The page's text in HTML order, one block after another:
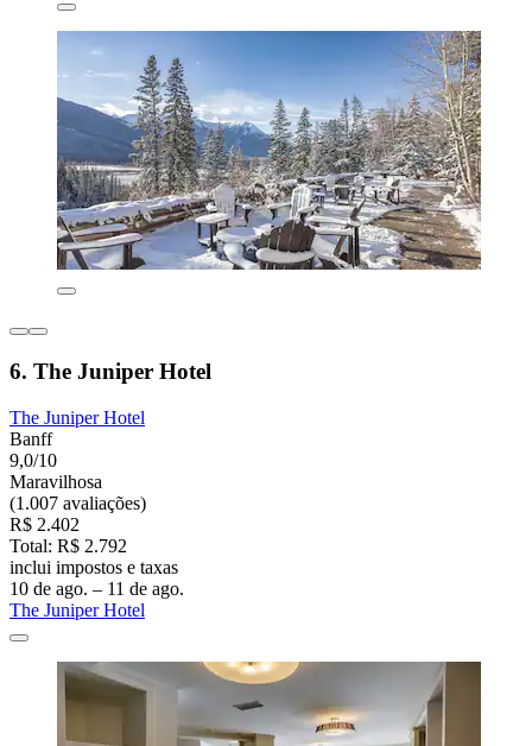
6. The Juniper Hotel
The Juniper Hotel
Banff
9,0/10
Maravilhosa
(1.007 avaliações)
R$ 2.402
Total: R$ 2.792
inclui impostos e taxas
10 de ago. – 11 de ago.
The Juniper Hotel